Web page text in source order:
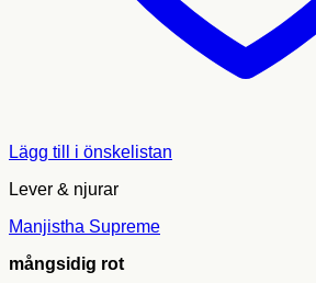
Lägg till i önskelistan
Lever & njurar
Manjistha Supreme
mångsidig rot